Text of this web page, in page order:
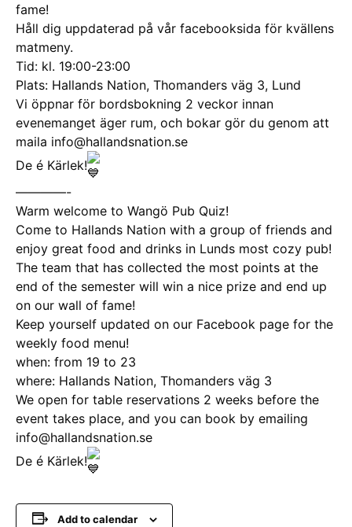
fame!
Håll dig uppdaterad på vår facebooksida för kvällens
matmeny.
Tid: kl. 19:00-23:00
Plats: Hallands Nation, Thomanders väg 3, Lund
Vi öppnar för bordsbokning 2 veckor innan
evenemanget äger rum, och bokar gör du genom att
maila info@hallandsnation.se
De é Kärlek!
————-
Warm welcome to Wangö Pub Quiz!
Come to Hallands Nation with a group of friends and
enjoy great food and drinks in Lunds most cozy pub!
The team that has collected the most points at the
end of the semester will win a nice prize and end up
on our wall of fame!
Keep yourself updated on our Facebook page for the
weekly food menu!
when: from 19 to 23
where: Hallands Nation, Thomanders väg 3
We open for table reservations 2 weeks before the
event takes place, and you can book by emailing
info@hallandsnation.se
De é Kärlek!
Add to calendar